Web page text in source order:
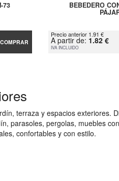
73
COMPRAR
BEBEDERO
Precio anterior 1.91 €
A partir de: 1.82 €
IVA INCLUIDO
terraza y espacios exteriores.
parasoles, pergolas, muebles
confortables y con estilo.